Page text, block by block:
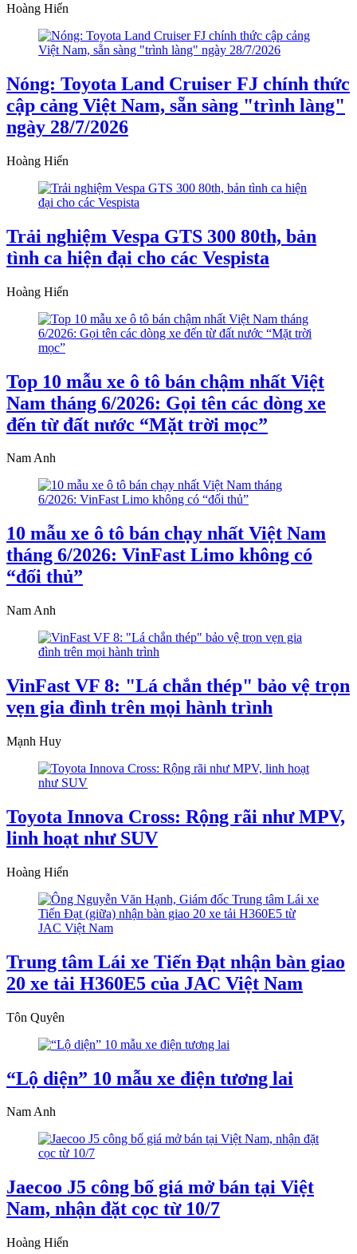
Hoàng Hiển
Nóng: Toyota Land Cruiser FJ chính thức
cập cảng Việt Nam, sẵn sàng "trình làng"
ngày 28/7/2026
Hoàng Hiển
Trải nghiệm Vespa GTS 300 80th, bản
tình ca hiện đại cho các Vespista
Hoàng Hiển
Top 10 mẫu xe ô tô bán chậm nhất Việt
Nam tháng 6/2026: Gọi tên các dòng xe
đến từ đất nước “Mặt trời mọc”
Nam Anh
10 mẫu xe ô tô bán chạy nhất Việt Nam
tháng 6/2026: VinFast Limo không có
“đối thủ”
Nam Anh
VinFast VF 8: "Lá chắn thép" bảo vệ trọn
vẹn gia đình trên mọi hành trình
Mạnh Huy
Toyota Innova Cross: Rộng rãi như MPV,
linh hoạt như SUV
Hoàng Hiển
Trung tâm Lái xe Tiến Đạt nhận bàn giao
20 xe tải H360E5 của JAC Việt Nam
Tôn Quyên
“Lộ diện” 10 mẫu xe điện tương lai
Nam Anh
Jaecoo J5 công bố giá mở bán tại Việt
Nam, nhận đặt cọc từ 10/7
Hoàng Hiển